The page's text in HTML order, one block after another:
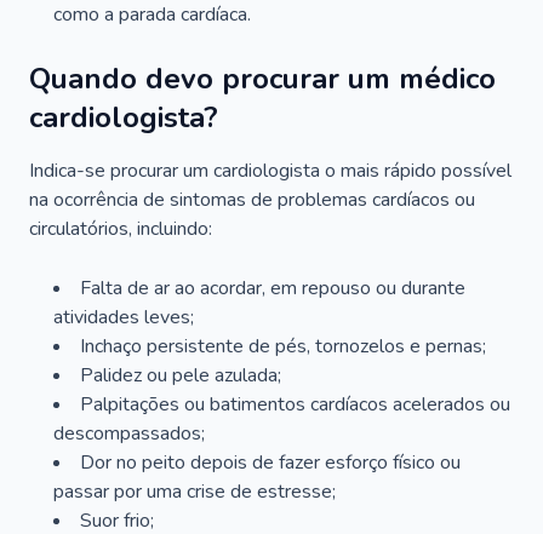
como a parada cardíaca.
Quando devo procurar um médico
cardiologista?
Indica-se procurar um cardiologista o mais rápido possível
na ocorrência de sintomas de problemas cardíacos ou
circulatórios, incluindo:
Falta de ar ao acordar, em repouso ou durante
atividades leves;
Inchaço persistente de pés, tornozelos e pernas;
Palidez ou pele azulada;
Palpitações ou batimentos cardíacos acelerados ou
descompassados;
Dor no peito depois de fazer esforço físico ou
passar por uma crise de estresse;
Suor frio;